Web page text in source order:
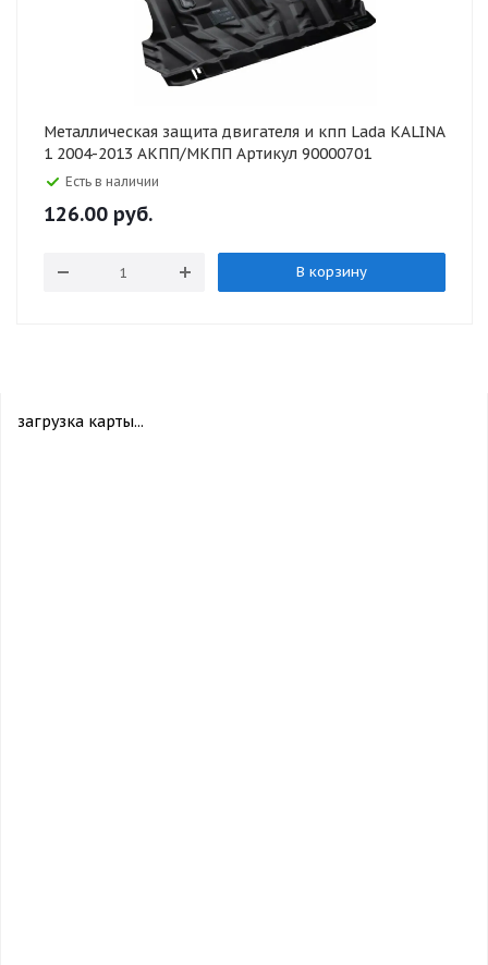
Металлическая защита двигателя и кпп Lada KALINA
1 2004-2013 АКПП/МКПП Артикул 90000701
Есть в наличии
126.00 руб.
В корзину
загрузка карты...